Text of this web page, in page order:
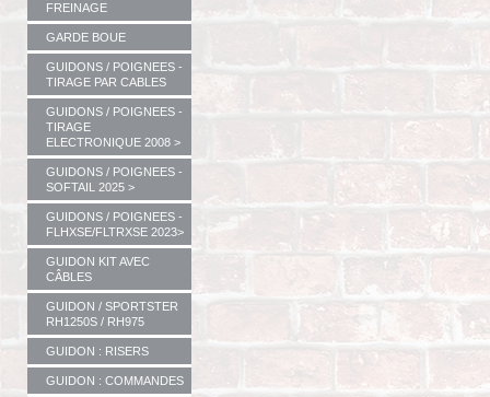
FREINAGE
GARDE BOUE
GUIDONS / POIGNEES -
TIRAGE PAR CABLES
GUIDONS / POIGNEES -
TIRAGE
ELECTRONIQUE 2008 >
GUIDONS / POIGNEES -
SOFTAIL 2025 >
GUIDONS / POIGNEES -
FLHXSE/FLTRXSE 2023>
GUIDON KIT AVEC
CÂBLES
GUIDON / SPORTSTER
RH1250S / RH975
GUIDON : RISERS
GUIDON : COMMANDES